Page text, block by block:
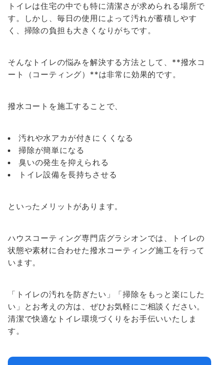
トイレは住宅の中でも特に清潔さが求められる場所で
す。しかし、毎日の使用によって汚れが蓄積しやす
く、掃除の負担も大きくなりがちです。
そんなトイレの悩みを解決する方法として、**撥水コ
ート（コーティング）**は非常に効果的です。
撥水コートを施工することで、
汚れや水アカが付きにくくなる
掃除が簡単になる
臭いの発生を抑えられる
トイレ設備を長持ちさせる
といったメリットがあります。
ハウスコーティング専門店グラシオンでは、トイレの
状態や素材に合わせた撥水コーティング施工を行って
います。
「トイレの汚れを防ぎたい」「掃除をもっと楽にした
い」とお考えの方は、ぜひお気軽にご相談ください。
清潔で快適なトイレ環境づくりをお手伝いいたしま
す。